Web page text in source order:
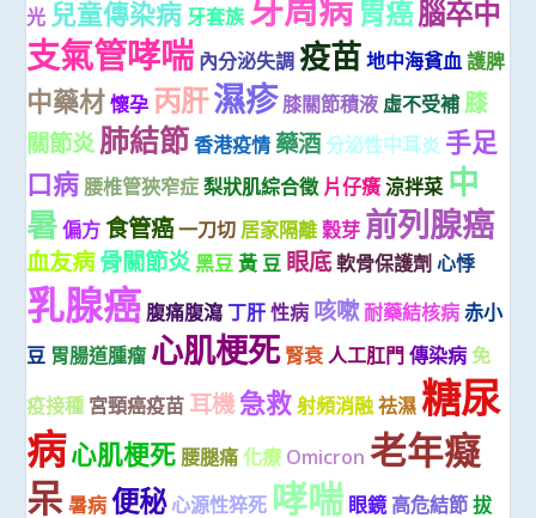
光 兒童傳染病 牙套族 牙周病 胃癌腦卒中
支氣管哮喘 內分泌失調 疫苗 地中海貧血 護脾
中藥材 懷孕 丙肝濕疹膝關節積液 虛不受補 膝
關節炎肺結節 香港疫情 藥酒 分泌性中耳炎 手足
口病 腰椎管狹窄症 梨狀肌綜合徵 片仔癀 涼拌菜 中
暑 偏方 食管癌一刀切 居家隔離 穀芽 前列腺癌
血友病骨關節炎黑豆 黃 豆 眼底軟骨保護劑 心悸
乳腺癌 腹痛腹瀉 丁肝 性病 咳嗽耐藥結核病 赤小
豆 胃腸道腫瘤 心肌梗死 腎衰人工肛門 傳染病 免
疫接種 宮頸癌疫苗 耳機急救 射頻消融 祛濕 糖尿
病心肌梗死 腰腿痛 化療 Omicron 老年癡
呆 暑病 便秘 心源性猝死 哮喘 眼鏡 高危結節 拔